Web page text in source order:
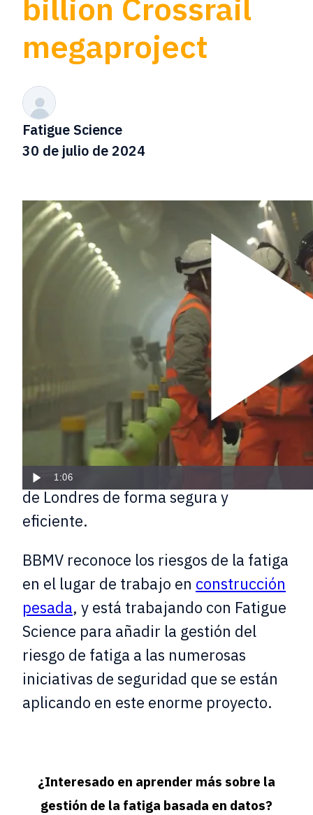
megaproject
Fatigue Science
30 de julio de 2024
1:06
Cuatro de las principales
constructoras del mundo han creado
BBMV, un equipo integrado para
entregar los principales paquetes del
proyecto de infraestructuras
de Londres de forma segura y
eficiente.
BBMV reconoce los riesgos de la fatiga
en el lugar de trabajo en construcción
pesada, y está trabajando con Fatigue
Science para añadir la gestión del
riesgo de fatiga a las numerosas
iniciativas de seguridad que se están
aplicando en este enorme proyecto.
¿Interesado en aprender más sobre la
gestión de la fatiga basada en datos?